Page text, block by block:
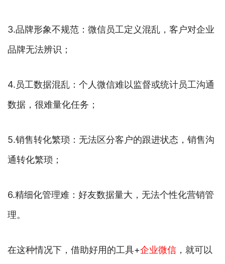
3.品牌形象不规范：微信员工定义混乱，客户对企业
品牌无法辨识；
4.员工数据混乱：个人微信难以监督或统计员工沟通
数据，很难量化任务；
5.销售转化繁琐：无法区分客户的跟进状态，销售沟
通转化繁琐；
6.精细化管理难：好友数据量大，无法个性化营销管
理。
在这种情况下，借助好用的工具+企业微信 ，就可以